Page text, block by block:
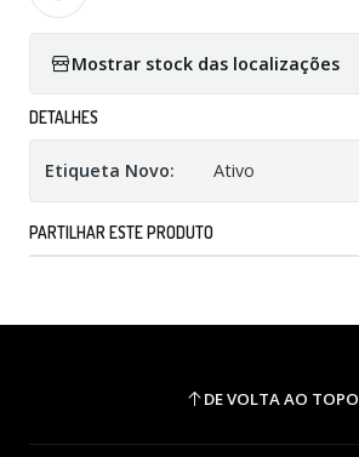
Mostrar stock das localizações
DETALHES
Etiqueta Novo: Ativo
PARTILHAR ESTE PRODUTO
DE VOLTA AO TOPO